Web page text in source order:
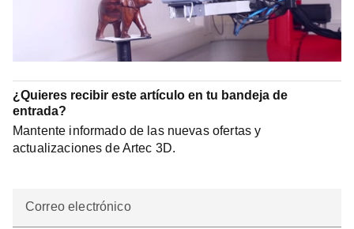
¿Quieres recibir este artículo en tu bandeja de
entrada?
Mantente informado de las nuevas ofertas y
actualizaciones de Artec 3D.
Correo electrónico